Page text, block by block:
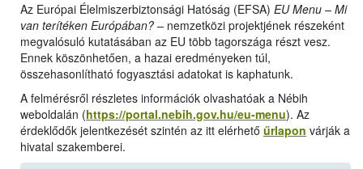
Az Európai Élelmiszerbiztonsági Hatóság (EFSA) EU Menu – Mi
van terítéken Európában? – nemzetközi projektjének részeként
megvalósuló kutatásában az EU több tagországa részt vesz.
Ennek köszönhetően, a hazai eredményeken túl,
összehasonlítható fogyasztási adatokat is kaphatunk.
A felmérésről részletes információk olvashatóak a Nébih
weboldalán (https://portal.nebih.gov.hu/eu-menu). Az
érdeklődők jelentkezését szintén az itt elérhető űrlapon várják a
hivatal szakemberei.